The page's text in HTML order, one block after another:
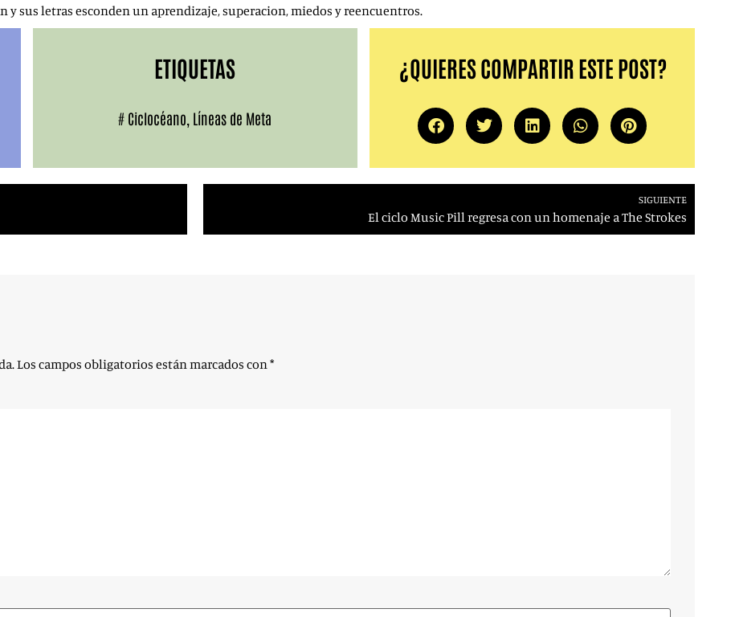
y sus letras esconden un aprendizaje, superacion, miedos y reencuentros.
ETIQUETAS
# Ciclocéano Líneas de Meta
¿QUIERES COMPARTIR ESTE POST?
SIGUIENTE
El ciclo Music Pill regresa con un homenaje a The Strokes
Los campos obligatorios están marcados con*